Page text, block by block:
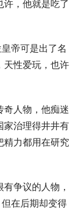
许，他就是吃了
帝可是出了名
天性爱玩，也许
奇人物，他痴迷
家治理得井井有
精力都用在研究
争议的人物，
在后期却变得